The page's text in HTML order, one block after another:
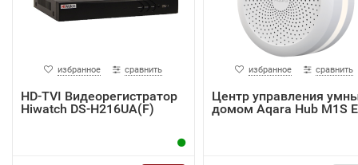
избранное сравнить
HD-TVI Видеорегистратор
Hiwatch DS-H216UA(F)
избранное сравнить
Центр управления
домом Aqara Hub M1S